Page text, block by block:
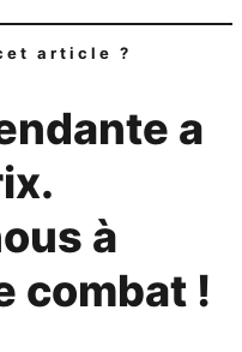
article ?
a
à
combat !